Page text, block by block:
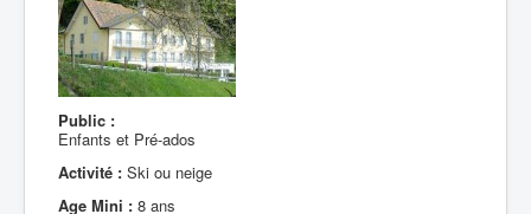
Public :
Enfants et Pré-ados
Activité : Ski ou neige
Age Mini : 8 ans